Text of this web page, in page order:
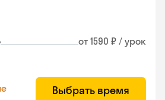
от 1590 ₽ / урок
Выбрать время